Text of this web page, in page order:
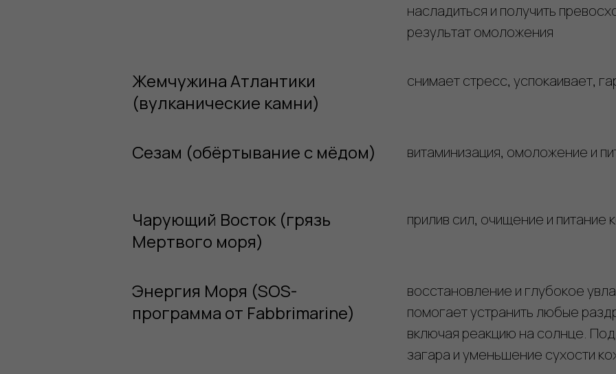
насладиться и получить
результат омоложения
Жемчужина Атлантики
(вулканические камни)
снимает стресс, успокаивает,
Сезам (обёртывание с мёдом) витаминизация, омоложение и
Чарующий Восток (грязь
Мертвого моря)
прилив сил, очищение и питание
Энергия Моря (SOS-
программа от Fabbrimarine)
восстановление и глубокое
помогает устранить любые
включая реакцию на солнце.
загара и уменьшение сухости